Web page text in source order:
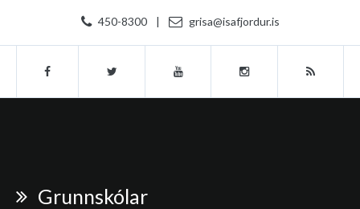
450-8300 | grisa@isafjordur.is
Grunnskólar